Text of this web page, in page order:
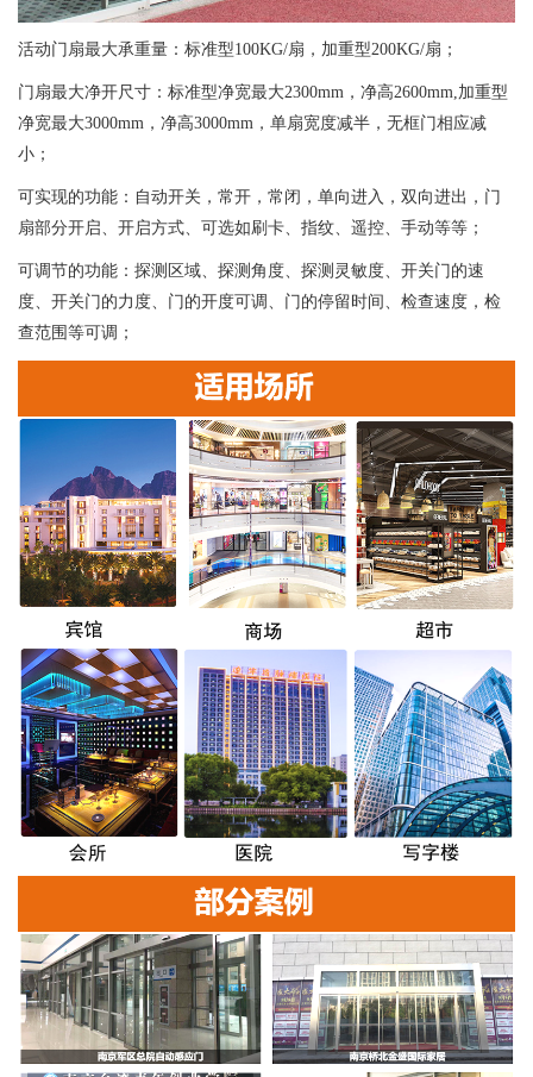
活动门扇最大承重量：标准型100KG/扇，加重型200KG/扇；
门扇最大净开尺寸：标准型净宽最大2300mm，净高2600mm,加重型
净宽最大3000mm，净高3000mm，单扇宽度减半，无框门相应减
小；
可实现的功能：自动开关，常开，常闭，单向进入，双向进出，门
扇部分开启、开启方式、可选如刷卡、指纹、遥控、手动等等；
可调节的功能：探测区域、探测角度、探测灵敏度、开关门的速
度、开关门的力度、门的开度可调、门的停留时间、检查速度，检
查范围等可调；